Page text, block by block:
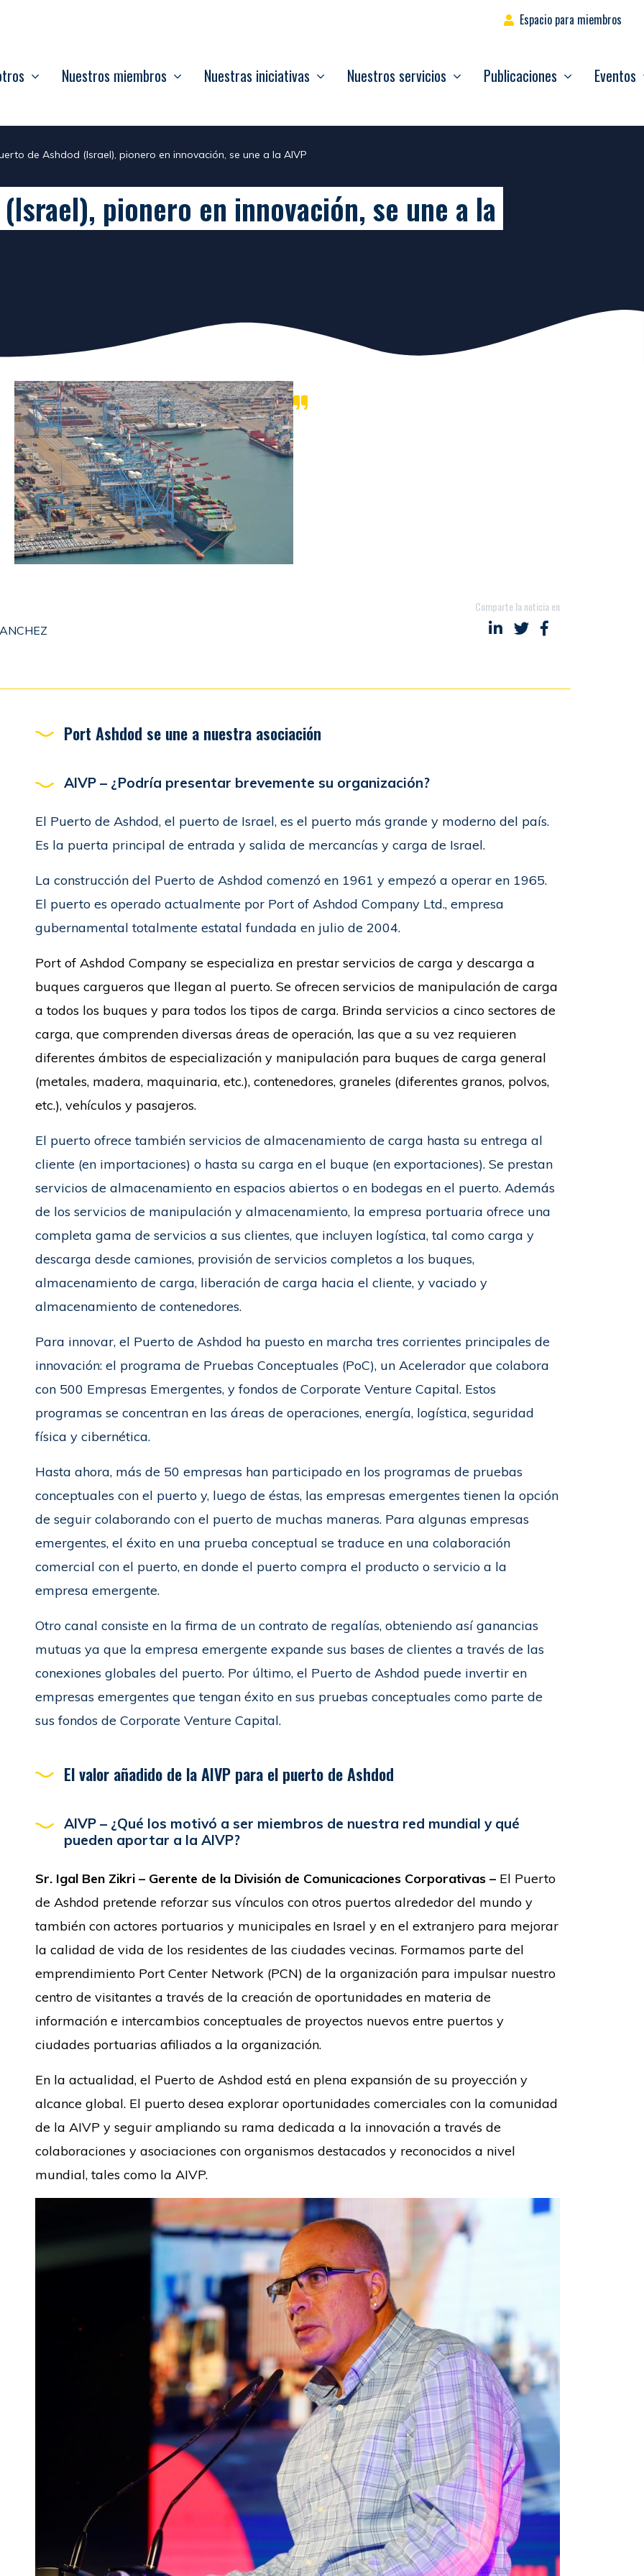
Espacio para miembros
Nuestros miembros Nuestras iniciativas Nuestros servicios Publicaciones Eventos
de Ashdod (Israel), pionero en innovación, se une a la AIVP
pionero en innovación, se une a la
Comparte la noticia en
Compartir en LinkedIn
Compartir en Twitter
Compartir en
Port Ashdod se une a nuestra asociación
AIVP – ¿Podría presentar brevemente su organización?
El Puerto de Ashdod, el puerto de Israel, es el puerto más grande y moderno del país.
Es la puerta principal de entrada y salida de mercancías y carga de Israel.
La construcción del Puerto de Ashdod comenzó en 1961 y empezó a operar en 1965.
El puerto es operado actualmente por Port of Ashdod Company Ltd., empresa
gubernamental totalmente estatal fundada en julio de 2004.
Port of Ashdod Company se especializa en prestar servicios de carga y descarga a
buques cargueros que llegan al puerto. Se ofrecen servicios de manipulación de carga
a todos los buques y para todos los tipos de carga. Brinda servicios a cinco sectores de
carga, que comprenden diversas áreas de operación, las que a su vez requieren
diferentes ámbitos de especialización y manipulación para buques de carga general
(metales, madera, maquinaria, etc.), contenedores, graneles (diferentes granos, polvos,
etc.), vehículos y pasajeros.
El puerto ofrece también servicios de almacenamiento de carga hasta su entrega al
cliente (en importaciones) o hasta su carga en el buque (en exportaciones). Se prestan
servicios de almacenamiento en espacios abiertos o en bodegas en el puerto. Además
de los servicios de manipulación y almacenamiento, la empresa portuaria ofrece una
completa gama de servicios a sus clientes, que incluyen logística, tal como carga y
descarga desde camiones, provisión de servicios completos a los buques,
almacenamiento de carga, liberación de carga hacia el cliente, y vaciado y
almacenamiento de contenedores.
Para innovar, el Puerto de Ashdod ha puesto en marcha tres corrientes principales de
innovación: el programa de Pruebas Conceptuales (PoC), un Acelerador que colabora
con 500 Empresas Emergentes, y fondos de Corporate Venture Capital. Estos
programas se concentran en las áreas de operaciones, energía, logística, seguridad
física y cibernética.
Hasta ahora, más de 50 empresas han participado en los programas de pruebas
conceptuales con el puerto y, luego de éstas, las empresas emergentes tienen la opción
de seguir colaborando con el puerto de muchas maneras. Para algunas empresas
emergentes, el éxito en una prueba conceptual se traduce en una colaboración
comercial con el puerto, en donde el puerto compra el producto o servicio a la
empresa emergente.
Otro canal consiste en la firma de un contrato de regalías, obteniendo así ganancias
mutuas ya que la empresa emergente expande sus bases de clientes a través de las
conexiones globales del puerto. Por último, el Puerto de Ashdod puede invertir en
empresas emergentes que tengan éxito en sus pruebas conceptuales como parte de
sus fondos de Corporate Venture Capital.
El valor añadido de la AIVP para el puerto de Ashdod
AIVP – ¿Qué los motivó a ser miembros de nuestra red mundial y qué
pueden aportar a la AIVP?
Sr. Igal Ben Zikri – Gerente de la División de Comunicaciones Corporativas –El Puerto
de Ashdod pretende reforzar sus vínculos con otros puertos alrededor del mundo y
también con actores portuarios y municipales en Israel y en el extranjero para mejorar
la calidad de vida de los residentes de las ciudades vecinas. Formamos parte del
emprendimiento Port Center Network (PCN) de la organización para impulsar nuestro
centro de visitantes a través de la creación de oportunidades en materia de
información e intercambios conceptuales de proyectos nuevos entre puertos y
ciudades portuarias afiliados a la organización.
En la actualidad, el Puerto de Ashdod está en plena expansión de su proyección y
alcance global. El puerto desea explorar oportunidades comerciales con la comunidad
de la AIVP y seguir ampliando su rama dedicada a la innovación a través de
colaboraciones y asociaciones con organismos destacados y reconocidos a nivel
mundial, tales como la AIVP.